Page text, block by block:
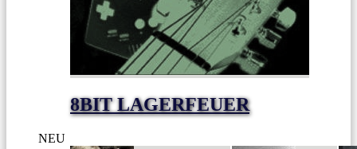
8BIT LAGERFEUER
NEU